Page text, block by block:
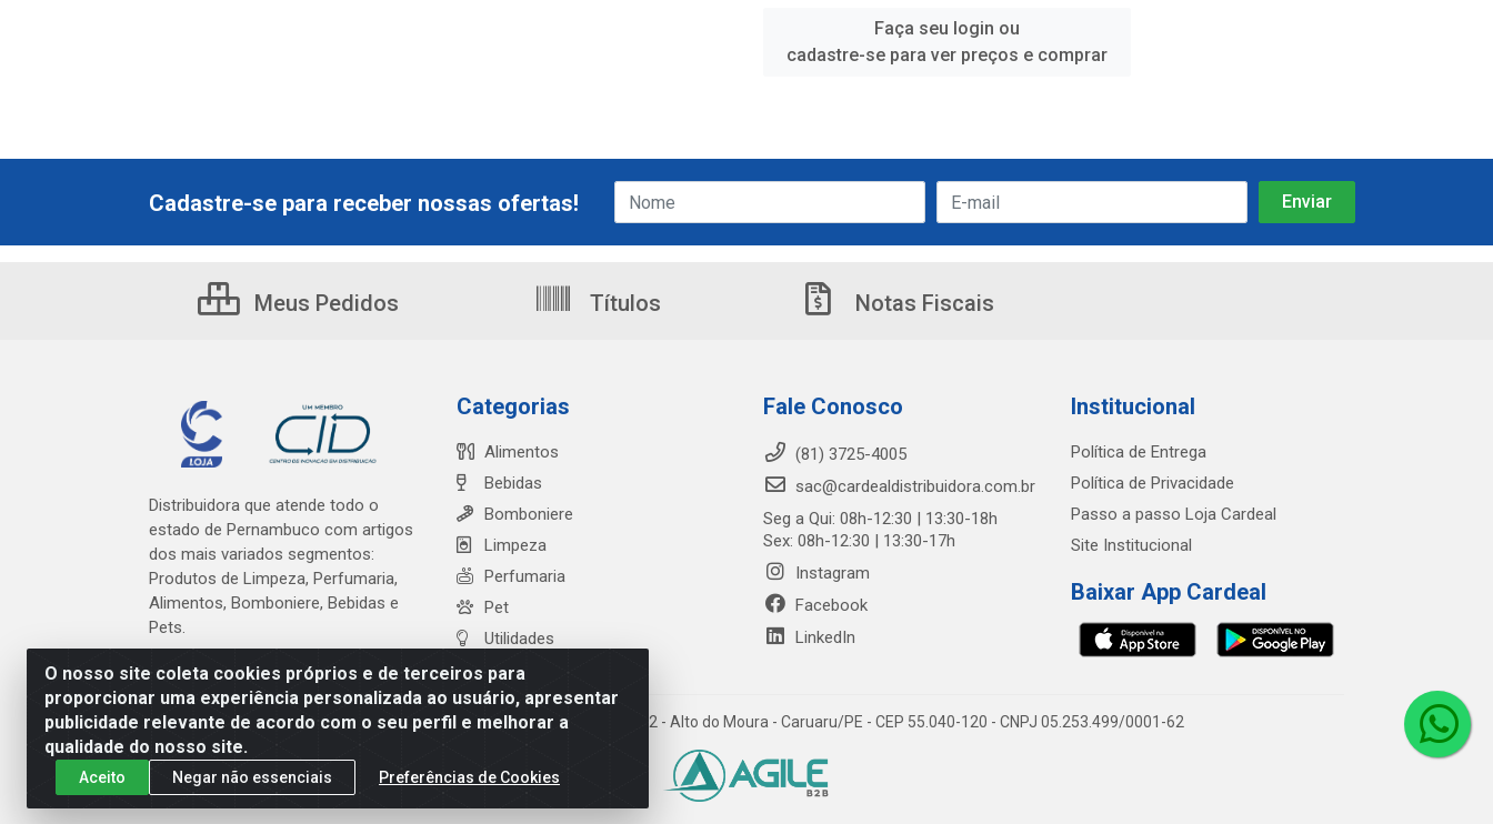
Faça seu login ou
cadastre-se para ver preços e comprar
O nosso site coleta cookies próprios e de terceiros para
proporcionar uma experiência personalizada ao usuário, apresentar
publicidade relevante de acordo com o seu perfil e melhorar a
qualidade do nosso site.
Aceito Negar não essenciais Preferências de Cookies
Cadastre-se para receber nossas ofertas!
Meus Pedidos Títulos Notas Fiscais
Distribuidora que atende todo o
estado de Pernambuco com artigos
dos mais variados segmentos:
Produtos de Limpeza, Perfumaria,
Alimentos, Bomboniere, Bebidas e
Pets.
Categorias
Alimentos
Bebidas
Bomboniere
Limpeza
Perfumaria
Pet
Utilidades
Fale Conosco
(81) 3725-4005
sac@cardealdistribuidora.com.br
Seg a Qui: 08h-12:30 | 13:30-18h
Sex: 08h-12:30 | 13:30-17h
Instagram
Facebook
LinkedIn
Institucional
Política de Entrega
Política de Privacidade
Passo a passo Loja Cardeal
Site Institucional
Baixar App Cardeal
Cardeal Distribuidora - Estrada Alto do Moura, 582 - Alto do Moura - Caruaru/PE - CEP 55.040-120 - CNPJ 05.253.499/0001-62